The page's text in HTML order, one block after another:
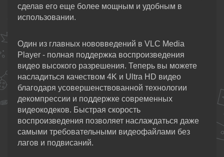
сделав его еще более мощным и удобным в
использовании.
Один из главных нововведений в VLC Media
Player - полная поддержка воспроизведения
видео высокого разрешения. Теперь вы можете
насладиться качеством 4K и Ultra HD видео
благодаря усовершенствованной технологии
декомпрессии и поддержке современных
видеокодеков. Быстрая скорость
воспроизведения позволяет наслаждаться даже
самыми требовательными видеофайлами без
лагов и подвисаний.